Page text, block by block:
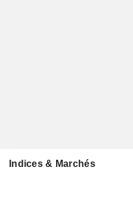
Indices & Marchés